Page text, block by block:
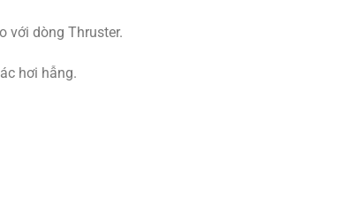
với dòng Thruster.
hơi hẫng.